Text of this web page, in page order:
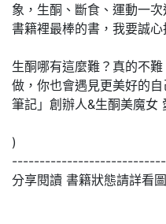
象，生酮、斷食、運動一
書籍裡最棒的書，我要誠心
生酮哪有這麼難？真的不
做，你也會遇見更美好的
筆記」創辦人&生酮美魔女
)
分享閱讀 書籍狀態請詳看